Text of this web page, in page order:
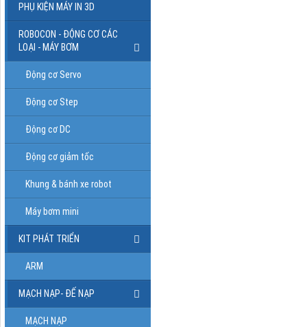
PHỤ KIỆN MÁY IN 3D
ROBOCON - ĐỘNG CƠ CÁC
LOẠI - MÁY BƠM
Động cơ Servo
Động cơ Step
Động cơ DC
Động cơ giảm tốc
Khung & bánh xe robot
Máy bơm mini
KIT PHÁT TRIỂN
ARM
MẠCH NẠP- ĐẾ NẠP
MẠCH NẠP